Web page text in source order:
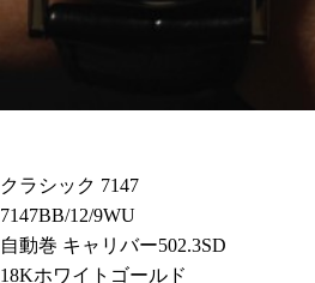
クラシック 7147
7147BB/12/9WU
自動巻 キャリバー502.3SD
18Kホワイトゴールド